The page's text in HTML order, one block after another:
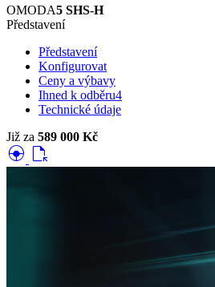
OMODA5 SHS-H
Představení
Představení
Konfigurovat
Ceny a výbavy
Ihned k odběru4
Technické údaje
Již za 589 000 Kč
search_hands_free file_open